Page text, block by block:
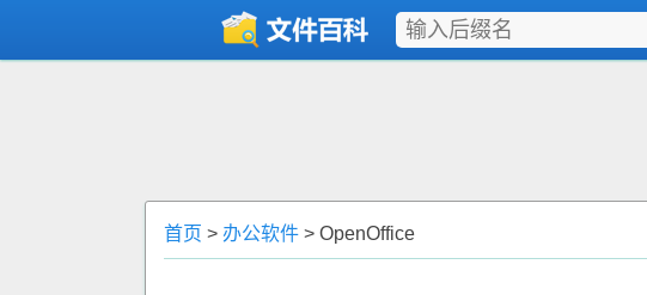
首页 > 办公软件 > OpenOffice